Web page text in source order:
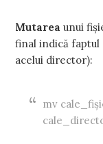
Mutarea unui
final indică
acelui director):
mv